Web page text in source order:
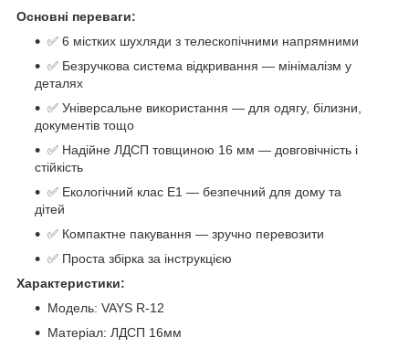
Основні переваги:
✅ 6 містких шухляди з телескопічними напрямними
✅ Безручкова система відкривання — мінімалізм у
деталях
✅ Універсальне використання — для одягу, білизни,
документів тощо
✅ Надійне ЛДСП товщиною 16 мм — довговічність і
стійкість
✅ Екологічний клас Е1 — безпечний для дому та
дітей
✅ Компактне пакування — зручно перевозити
✅ Проста збірка за інструкцією
Характеристики:
Модель: VAYS R-12
Матеріал: ЛДСП 16мм